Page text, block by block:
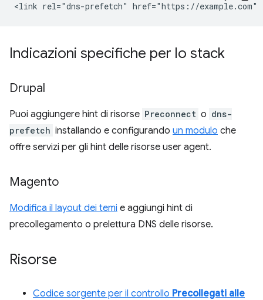
Indicazioni specifiche per lo stack
Drupal
Puoi aggiungere hint di risorse Preconnect o dns-
prefetch installando e configurando un modulo che
offre servizi per gli hint delle risorse user agent.
Magento
Modifica il layout dei temi e aggiungi hint di
precollegamento o prelettura DNS delle risorse.
Risorse
Codice sorgente per il controllo Precollegati alle